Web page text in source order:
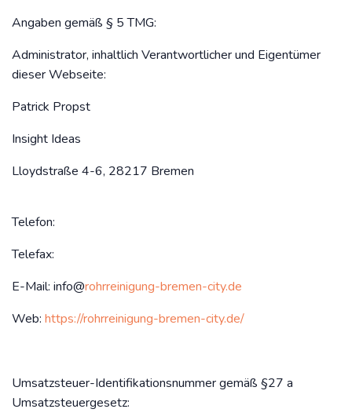
Angaben gemäß § 5 TMG:
Administrator, inhaltlich Verantwortlicher und Eigentümer
dieser Webseite:
Patrick Propst
Insight Ideas
Lloydstraße 4-6, 28217 Bremen
Telefon:
Telefax:
‬E-Mail: info@rohrreinigung-bremen-city.de
Web: https://rohrreinigung-bremen-city.de/
Umsatzsteuer-Identifikationsnummer gemäß §27 a
Umsatzsteuergesetz: